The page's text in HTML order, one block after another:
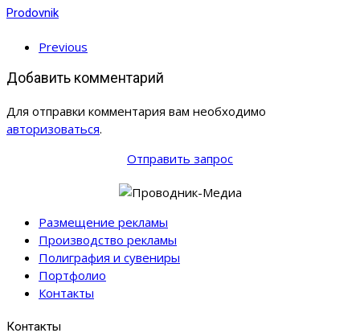
Prodovnik
Previous
Добавить комментарий
Для отправки комментария вам необходимо
авторизоваться.
Отправить запрос
Размещение рекламы
Производство рекламы
Полиграфия и сувениры
Портфолио
Контакты
Контакты